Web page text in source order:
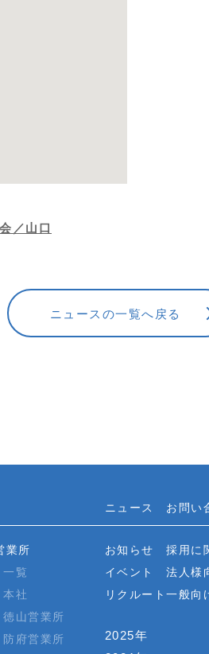
／山口
ニュースの一覧へ戻る
業所
一覧
本社
徳山営業所
防府営業所
ニュース
お知らせ
イベント
リクルート
2025年
お問い
採用に
法人様
一般向